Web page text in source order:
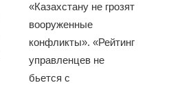
«Казахстану не грозят
вооруженные
конфликты». «Рейтинг
управленцев не
бьется с